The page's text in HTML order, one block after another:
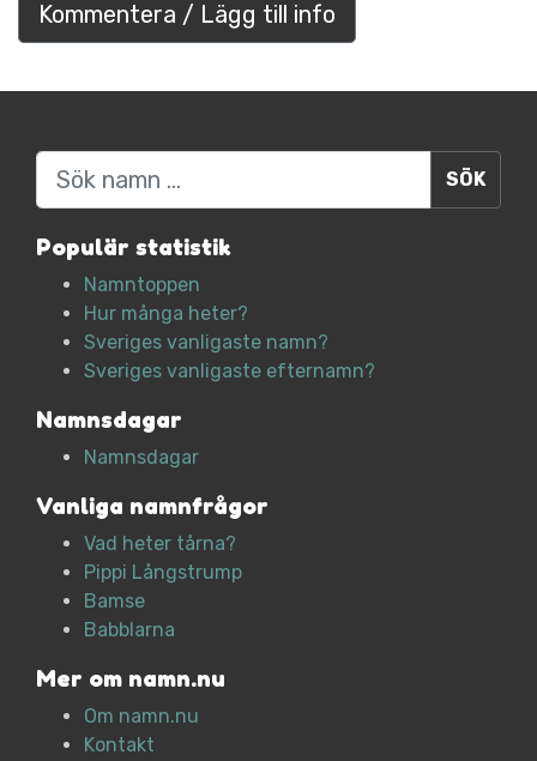
Kommentera / Lägg till info
Sök
Populär statistik
Namntoppen
Hur många heter?
Sveriges vanligaste namn?
Sveriges vanligaste efternamn?
Namnsdagar
Namnsdagar
Vanliga namnfrågor
Vad heter tårna?
Pippi Långstrump
Bamse
Babblarna
Mer om namn.nu
Om namn.nu
Kontakt